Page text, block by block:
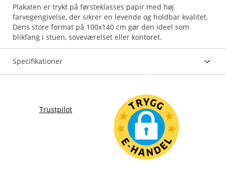
Plakaten er trykt på førsteklasses papir med høj
farvegengivelse, der sikrer en levende og holdbar kvalitet.
Dens store format på 100x140 cm gør den ideel som
blikfang i stuen, soveværelset eller kontoret.
Specifikationer
Trustpilot